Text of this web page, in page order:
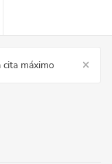
cita máximo